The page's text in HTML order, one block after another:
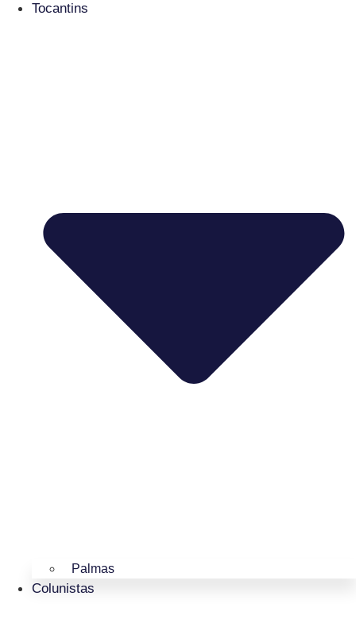
Tocantins
Palmas
Colunistas